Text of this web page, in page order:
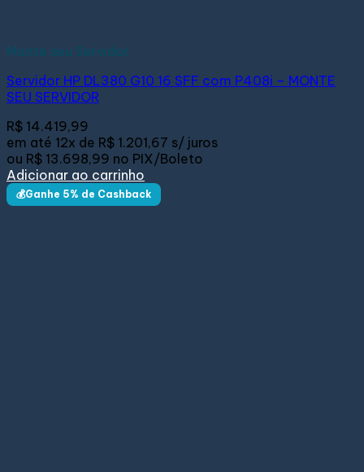
Monte seu Servidor
Servidor HP DL380 G10 16 SFF com P408i – MONTE
SEU SERVIDOR
R$ 14.419,99
em até 12x de R$ 1.201,67 s/ juros
ou R$ 13.698,99 no PIX/Boleto
Adicionar ao carrinho
💰Ganhe 5% de Cashback